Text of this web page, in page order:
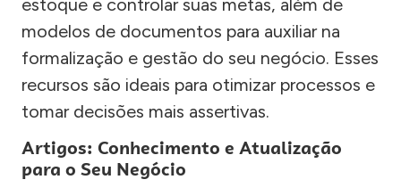
estoque e controlar suas metas, além de
modelos de documentos para auxiliar na
formalização e gestão do seu negócio. Esses
recursos são ideais para otimizar processos e
tomar decisões mais assertivas.
Artigos: Conhecimento e Atualização
para o Seu Negócio